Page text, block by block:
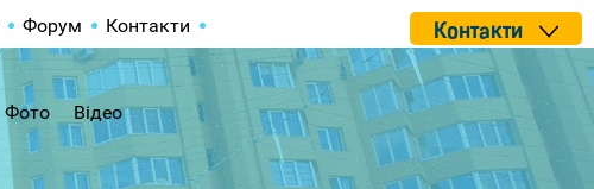
Форум Контакти Контакти
Фото Відео